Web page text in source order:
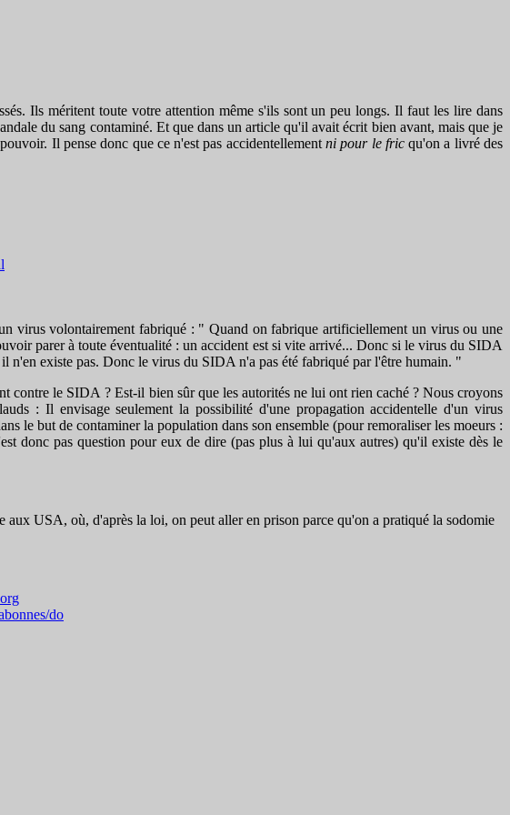
Ils méritent toute votre attention même s'ils sont un peu longs. Il faut les lire dans
du sang contaminé. Et que dans un article qu'il avait écrit bien avant, mais que je
Il pense donc que ce n'est pas accidentellement ni pour le fricqu'on a livré des
volontairement fabriqué : " Quand on fabrique artificiellement un virus ou une
parer à toute éventualité : un accident est si vite arrivé... Donc si le virus du SIDA
n'en existe pas. Donc le virus du SIDA n'a pas été fabriqué par l'être humain. "
le SIDA ? Est-il bien sûr que les autorités ne lui ont rien caché ? Nous croyons
: Il envisage seulement la possibilité d'une propagation accidentelle d'un virus
le but de contaminer la population dans son ensemble (pour remoraliser les moeurs :
donc pas question pour eux de dire (pas plus à lui qu'aux autres) qu'il existe dès le
aux USA, où, d'après la loi, on peut aller en prison parce qu'on a pratiqué la sodomie
do